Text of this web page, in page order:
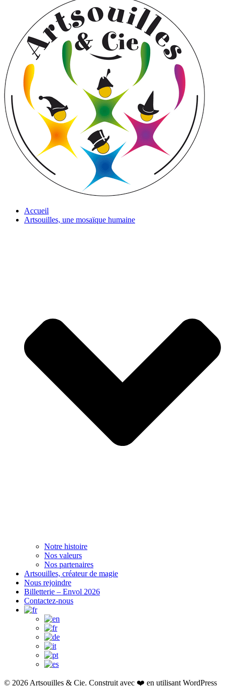
Accueil
Artsouilles, une mosaïque humaine
Notre histoire
Nos valeurs
Nos partenaires
Artsouilles, créateur de magie
Nous rejoindre
Billetterie – Envol 2026
Contactez-nous
© 2026 Artsouilles & Cie. Construit avec ❤️ en utilisant WordPress